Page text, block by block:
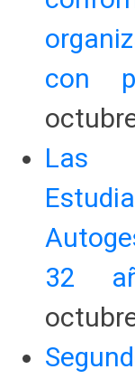
con
Las
32